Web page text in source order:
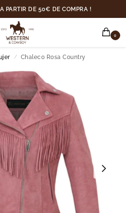
PARTIR DE 50€ DE COMPRA !
0
/ Chaleco Rosa Country